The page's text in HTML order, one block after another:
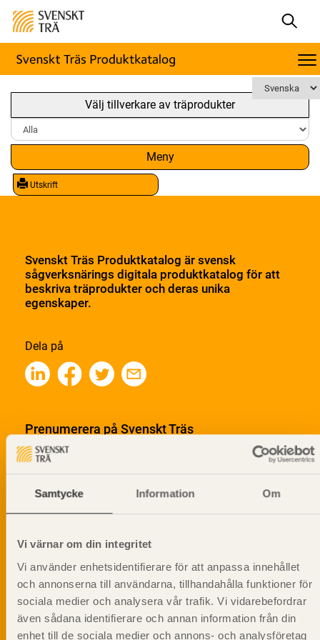
Samtycke Information Om
Vi värnar om din integritet
Vi använder enhetsidentifierare för att anpassa innehållet
och annonserna till användarna, tillhandahålla funktioner för
sociala medier och analysera vår trafik. Vi vidarebefordrar
även sådana identifierare och annan information från din
enhet till de sociala medier och annons- och analysföretag
Välj tillverkare av träprodukter
Meny
Utskrift
Svenskt Träs Produktkatalog är svensk
sågverksnärings digitala produktkatalog för att
beskriva träprodukter och deras unika
egenskaper.
Dela på
Prenumerera på Svenskt Träs
informationsutskick!